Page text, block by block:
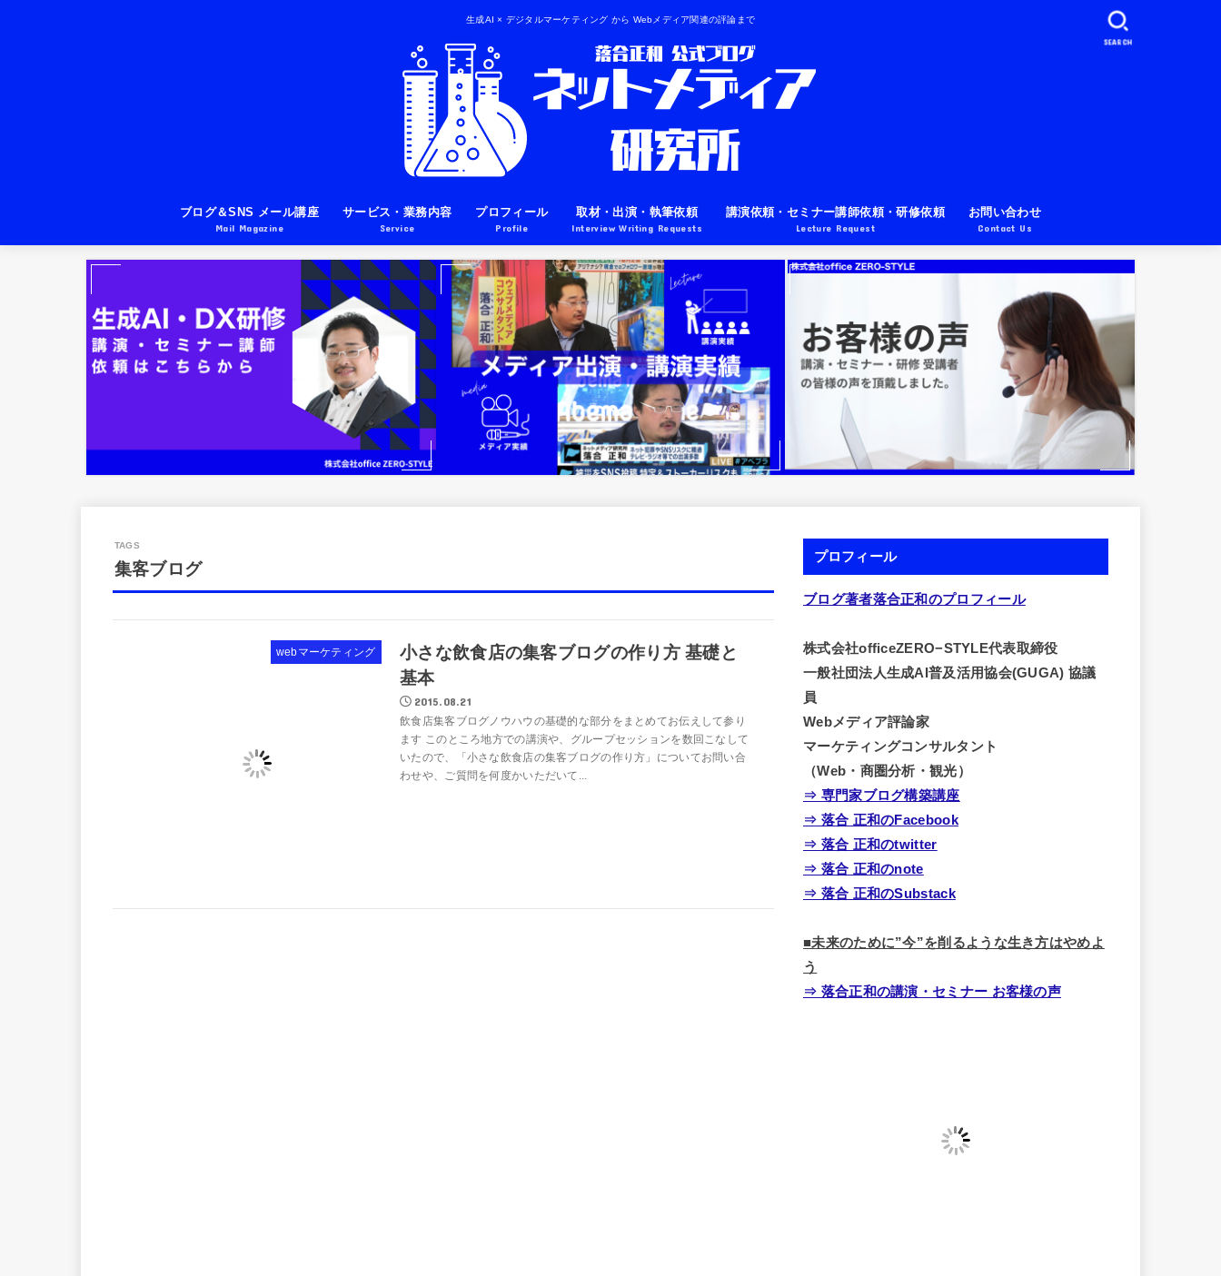
生成AI × デジタルマーケティング から Webメディア関連の評論まで
ブログ＆SNS メール講座
Mail Magazine
サービス・業務内容
Service
プロフィール
Profile
取材・出演・執筆依頼
Interview Writing Requests
講演依頼・セミナー講師依頼・研修依頼
Lecture Request
お問い合わせ
Contact Us
SEARCH
集客ブログ
webマーケティング
小さな飲食店の集客ブログの作り方 基礎と
基本
2015.08.21
飲食店集客ブログノウハウの基礎的な部分をまとめてお伝えして参り
ます このところ地方での講演や、グループセッションを数回こなして
いたので、「小さな飲食店の集客ブログの作り方」についてお問い合
わせや、ご質問を何度かいただいて...
プロフィール
ブログ著者落合正和のプロフィール
株式会社officeZERO−STYLE代表取締役
一般社団法人生成AI普及活用協会(GUGA) 協議
員
Webメディア評論家
マーケティングコンサルタント
（Web・商圏分析・観光）
⇒ 専門家ブログ構築講座
⇒ 落合 正和のFacebook
⇒ 落合 正和のtwitter
⇒ 落合 正和のnote
⇒ 落合 正和のSubstack
■未来のために”今”を削るような生き方はやめよ
う
⇒ 落合正和の講演・セミナー お客様の声